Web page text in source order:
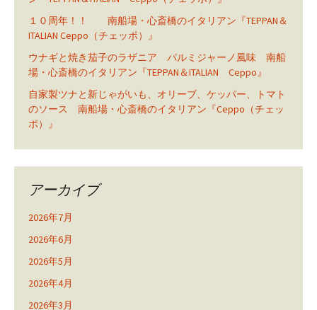
１０周年！！ 南船場・心斎橋のイタリアン『TEPPAN＆
ITALIAN Ceppo（チェッポ）』
ウナギと焼き茄子のラザニア パルミジャーノ風味 南船
場・心斎橋のイタリアン『TEPPAN＆ITALIAN Ceppo』
自家製ツナと新じゃがいも、オリーブ、ケッパー、トマト
のソース 南船場・心斎橋のイタリアン『Ceppo（チェッ
ポ）』
アーカイブ
2026年7月
2026年6月
2026年5月
2026年4月
2026年3月